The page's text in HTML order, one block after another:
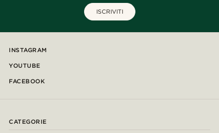
ISCRIVITI
INSTAGRAM
YOUTUBE
FACEBOOK
CATEGORIE